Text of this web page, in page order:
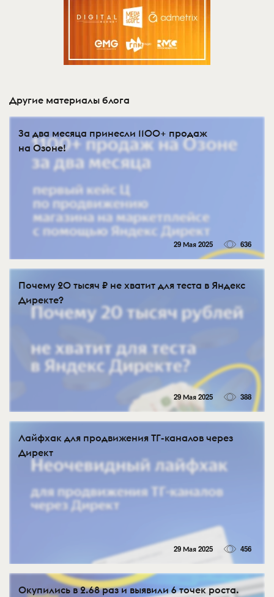
Другие материалы блога
За два месяца принесли 1100+ продаж
на Озоне!
29 Мая 2025 636
Почему 20 тысяч ₽ не хватит для теста в Яндекс
Директе?
29 Мая 2025 388
Лайфхак для продвижения ТГ-каналов через
Директ
29 Мая 2025 456
Окупились в 2.68 раз и выявили 6 точек роста.